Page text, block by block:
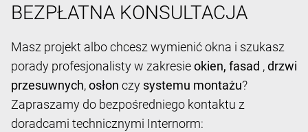
BEZPŁATNA KONSULTACJA
Masz projekt albo chcesz wymienić okna i szukasz
porady profesjonalisty w zakresieokien, fasad ,drzwi
przesuwnych,osłon czy systemu montażu?
Zapraszamy do bezpośredniego kontaktu z
doradcami technicznymi Internorm: